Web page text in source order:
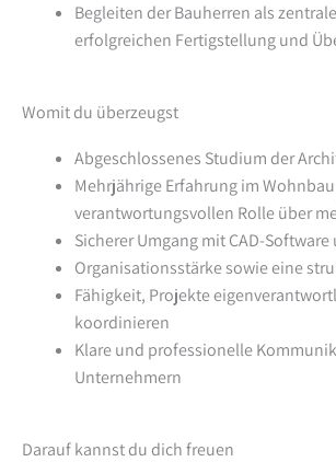
Begleiten der Bauherren als
erfolgreichen Fertigstellung und
Womit du überzeugst
Abgeschlossenes Studium der
Mehrjährige Erfahrung im
verantwortungsvollen Rolle über
Sicherer Umgang mit CAD-
Organisationsstärke sowie eine
Fähigkeit, Projekte
koordinieren
Klare und professionelle
Unternehmern
Darauf kannst du dich freuen